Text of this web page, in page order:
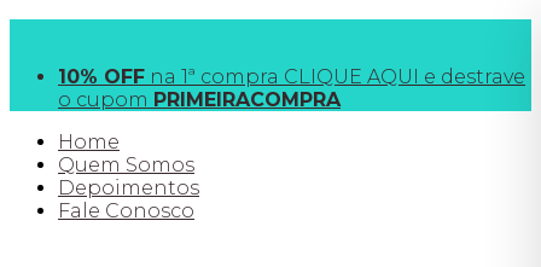
10% OFF na 1ª compra CLIQUE AQUI e destrave
o cupom PRIMEIRACOMPRA
Home
Quem Somos
Depoimentos
Fale Conosco